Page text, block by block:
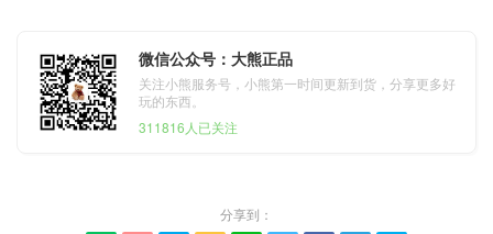
微信公众号：大熊正品
关注小熊服务号，小熊第一时间更新到货，分享更多好
玩的东西。
311816人已关注
分享到：